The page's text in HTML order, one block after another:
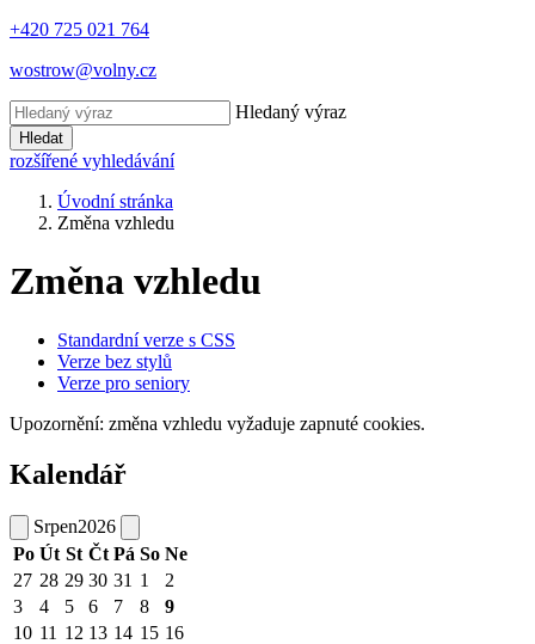
+420 725 021 764
wostrow@volny.cz
Hledaný výraz
Hledat
rozšířené vyhledávání
Úvodní stránka
Změna vzhledu
Změna vzhledu
Standardní verze s CSS
Verze bez stylů
Verze pro seniory
Upozornění: změna vzhledu vyžaduje zapnuté cookies.
Kalendář
Srpen2026
Po Út St Čt Pá So Ne
27 28 29 30 31 1
2
3
4 5 6 7 8
9
10 11 12 13 14 15 16